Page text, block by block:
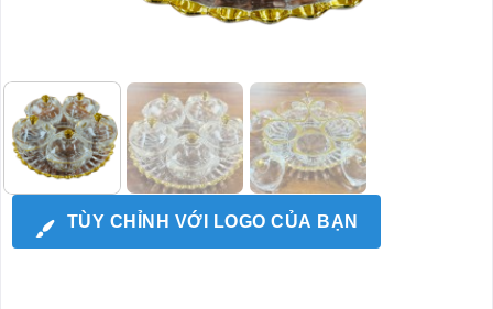
TÙY CHỈNH VỚI LOGO CỦA BẠN